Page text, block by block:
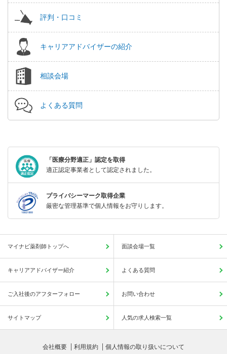
評判・口コミ
キャリアアドバイザーの紹介
相談会場
よくある質問
「医療分野適正」認定を取得
適正認定事業者として認定されました。
プライバシーマーク取得企業
厳密な管理基準で個人情報をお守りします。
マイナビ薬剤師トップへ 面談会場一覧
キャリアアドバイザー紹介 よくある質問
ご入社後のアフターフォロー お問い合わせ
サイトマップ 人気の求人検索一覧
会社概要 利用規約 個人情報の取り扱いについて